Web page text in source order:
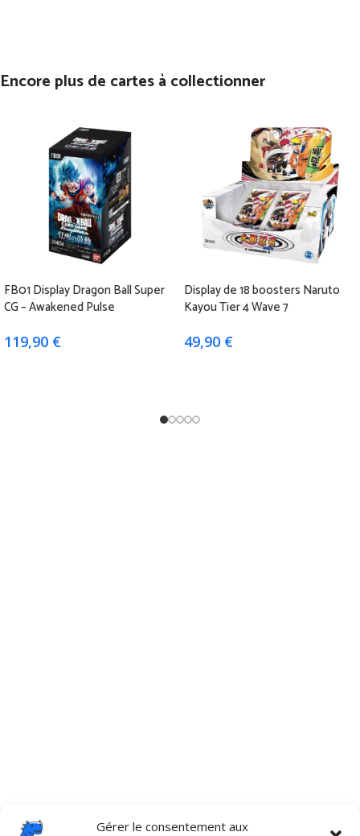
Gérer le consentement aux
Encore plus de cartes à collectionner
FB01 Display Dragon Ball Super
CG – Awakened Pulse
119,90 €
Display de 18 boosters Naruto
Kayou Tier 4 Wave 7
49,90 €